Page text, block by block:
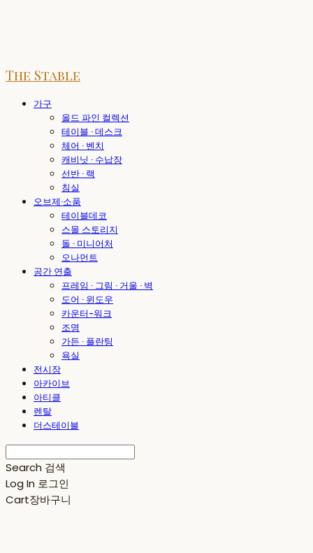
The Stable
가구
올드 파인 컬렉션
테이블 · 데스크
체어 · 벤치
캐비닛 · 수납장
선반 · 랙
침실
오브제·소품
테이블데코
스몰 스토리지
돌 · 미니어처
오나먼트
공간 연출
프레임 · 그림 · 거울 · 벽
도어 · 윈도우
카운터-워크
조명
가든 · 플란팅
욕실
전시장
아카이브
아티클
렌탈
더스테이블
Search 검색
Log In 로그인
Cart장바구니